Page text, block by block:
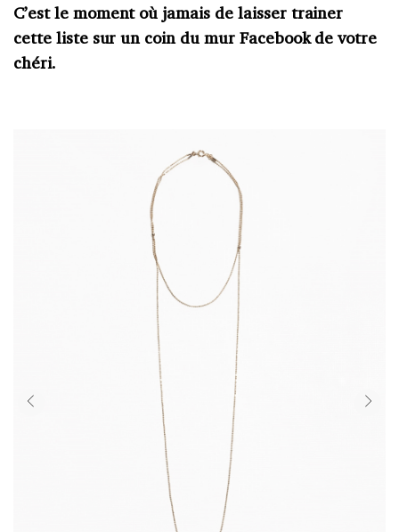
C’est le moment où jamais de laisser trainer
cette liste sur un coin du mur Facebook de votre
chéri.